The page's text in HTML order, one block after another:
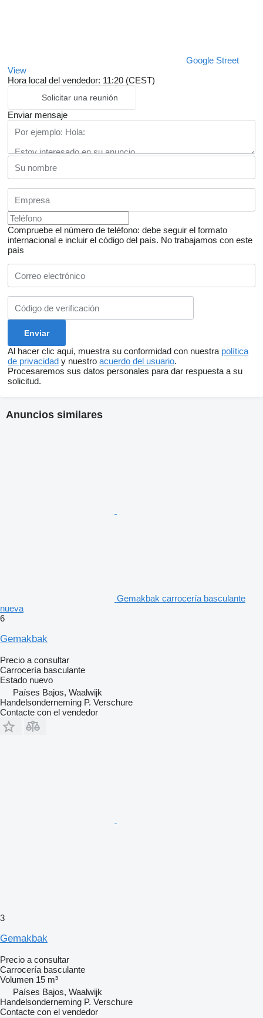
Google Street
View
Hora local del vendedor: 11:20 (CEST)
Solicitar una reunión
Enviar mensaje
Compruebe el número de teléfono: debe seguir el formato
internacional e incluir el código del país. No trabajamos con este
país
Al hacer clic aquí, muestra su conformidad con nuestra política
de privacidad y nuestro acuerdo del usuario.
Procesaremos sus datos personales para dar respuesta a su
solicitud.
Anuncios similares
Gemakbak carrocería basculante
nueva
6
Gemakbak
Precio a consultar
Carrocería basculante
Estado nuevo
Países Bajos, Waalwijk
Handelsonderneming P. Verschure
Contacte con el vendedor
3
Gemakbak
Precio a consultar
Carrocería basculante
Volumen 15 m³
Países Bajos, Waalwijk
Handelsonderneming P. Verschure
Contacte con el vendedor